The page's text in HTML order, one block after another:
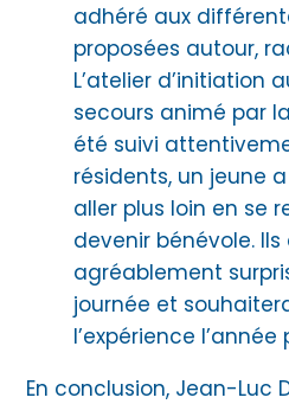
adhéré aux
proposées autour,
L’atelier d’initiation
secours animé par
été suivi
résidents, un jeune
aller plus loin en se
devenir bénévole.
agréablement
journée et
l’expérience l’année
En conclusion, Jean-Luc